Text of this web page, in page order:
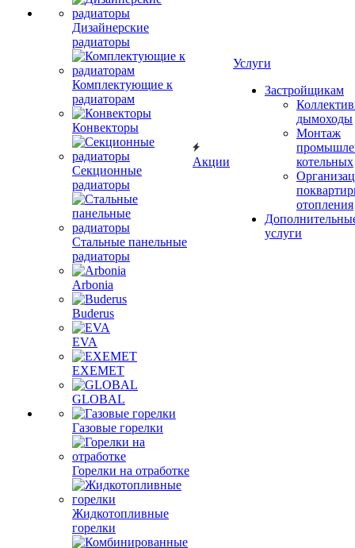
Дизайнерские
радиаторы
Комплектующие к
радиаторам
Конвекторы
Секционные
радиаторы
Стальные панельные
радиаторы
Arbonia
Buderus
EVA
EXEMET
GLOBAL
Газовые горелки
Горелки на отработке
Жидкотопливные
горелки
Акции
Услуги
Застройщикам
дымоходы
Монтаж
котельных
отопления
услуги